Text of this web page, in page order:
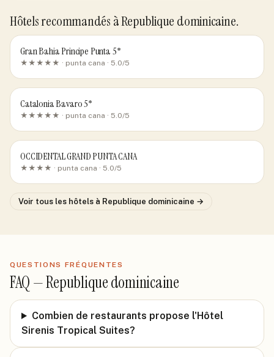
Hôtels recommandés à Republique dominicaine.
Gran Bahia Principe Punta 5*
★★★★★ · punta cana · 5.0/5
Catalonia Bavaro 5*
★★★★★ · punta cana · 5.0/5
OCCIDENTAL GRAND PUNTA CANA
★★★★ · punta cana · 5.0/5
Voir tous les hôtels à Republique dominicaine →
QUESTIONS FRÉQUENTES
FAQ —Republique dominicaine
Combien de restaurants propose l'Hôtel
Sirenis Tropical Suites?